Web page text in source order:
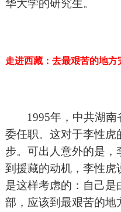
华大学的研究生。
走进西藏：去最艰苦的地方
1995年，中共湖南
委任职。这对于李性虎
步。可出人意外的是
到援藏的动机，李性虎
是这样考虑的：自己
部，应该到最艰苦的地